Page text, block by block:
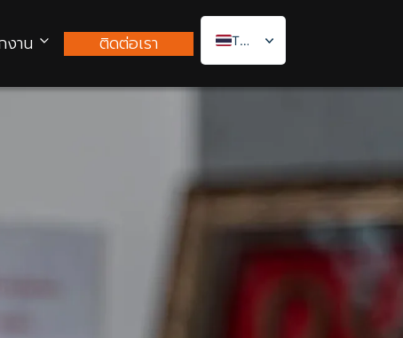
าน ติดต่อเรา Thai